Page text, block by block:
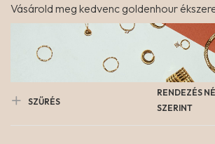
Vásárold meg kedvenc goldenhour
SZŰRÉS
RENDEZÉS
SZERINT